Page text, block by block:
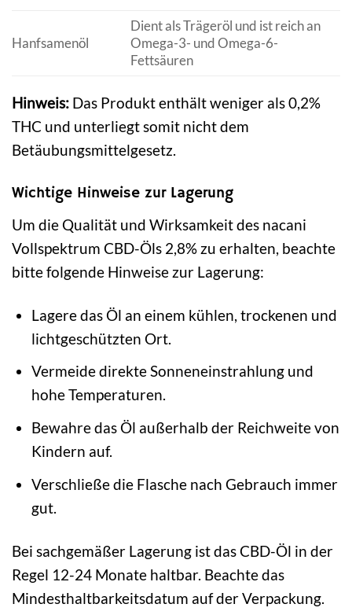
Hanfsamenöl
Dient als Trägeröl und ist reich an
Omega-3- und Omega-6-
Fettsäuren
Hinweis: Das Produkt enthält weniger als 0,2%
THC und unterliegt somit nicht dem
Betäubungsmittelgesetz.
Wichtige Hinweise zur Lagerung
Um die Qualität und Wirksamkeit des nacani
Vollspektrum CBD-Öls 2,8% zu erhalten, beachte
bitte folgende Hinweise zur Lagerung:
Lagere das Öl an einem kühlen, trockenen und
lichtgeschützten Ort.
Vermeide direkte Sonneneinstrahlung und
hohe Temperaturen.
Bewahre das Öl außerhalb der Reichweite von
Kindern auf.
Verschließe die Flasche nach Gebrauch immer
gut.
Bei sachgemäßer Lagerung ist das CBD-Öl in der
Regel 12-24 Monate haltbar. Beachte das
Mindesthaltbarkeitsdatum auf der Verpackung.